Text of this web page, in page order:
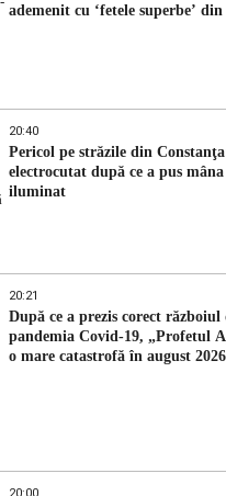
ademenit cu ‘fetele superbe’
20:40
Pericol pe străzile din
electrocutat după ce a pus
iluminat
20:21
După ce a prezis corect
pandemia Covid-19, „Profetul
o mare catastrofă în august 2026